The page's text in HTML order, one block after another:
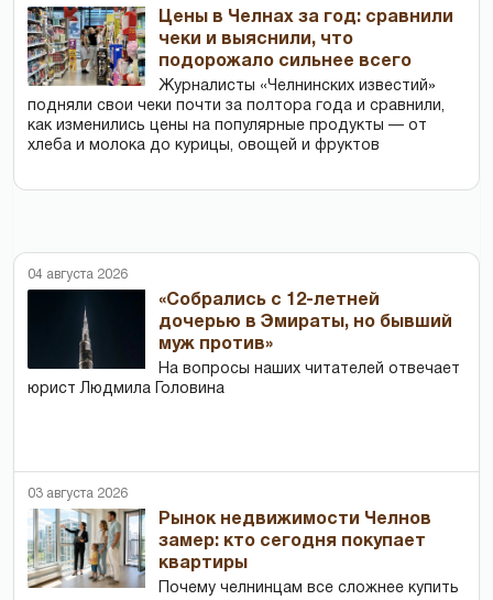
Цены в Челнах за год: сравнили
чеки и выяснили, что
подорожало сильнее всего
Журналисты «Челнинских известий»
подняли свои чеки почти за полтора года и сравнили,
как изменились цены на популярные продукты — от
хлеба и молока до курицы, овощей и фруктов
04 августа 2026
«Собрались с 12-летней
дочерью в Эмираты, но бывший
муж против»
На вопросы наших читателей отвечает
юрист Людмила Головина
03 августа 2026
Рынок недвижимости Челнов
замер: кто сегодня покупает
квартиры
Почему челнинцам все сложнее купить